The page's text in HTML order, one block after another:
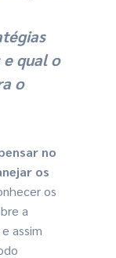
qual o
o
no
os
os
a
assim